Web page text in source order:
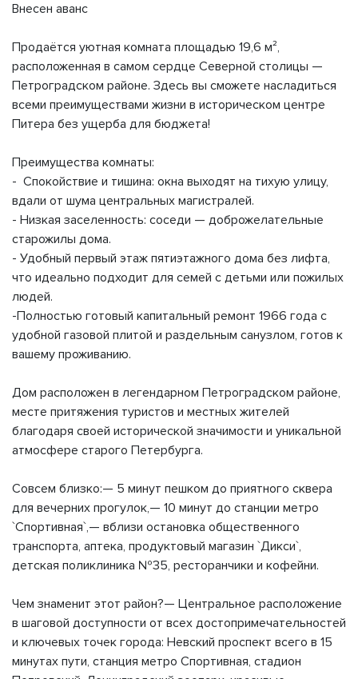
Внесен аванс
Продаётся уютная комната площадью 19,6 м²,
расположенная в самом сердце Северной столицы —
Петроградском районе. Здесь вы сможете насладиться
всеми преимуществами жизни в историческом центре
Питера без ущерба для бюджета!
Преимущества комнаты:
- Спокойствие и тишина: окна выходят на тихую улицу,
вдали от шума центральных магистралей.
- Низкая заселенность: соседи — доброжелательные
старожилы дома.
- Удобный первый этаж пятиэтажного дома без лифта,
что идеально подходит для семей с детьми или пожилых
людей.
-Полностью готовый капитальный ремонт 1966 года с
удобной газовой плитой и раздельным санузлом, готов к
вашему проживанию.
Дом расположен в легендарном Петроградском районе,
месте притяжения туристов и местных жителей
благодаря своей исторической значимости и уникальной
атмосфере старого Петербурга.
Совсем близко:— 5 минут пешком до приятного сквера
для вечерних прогулок,— 10 минут до станции метро
`Спортивная`,— вблизи остановка общественного
транспорта, аптека, продуктовый магазин `Дикси`,
детская поликлиника №35, ресторанчики и кофейни.
Чем знаменит этот район?— Центральное расположение
в шаговой доступности от всех достопримечательностей
и ключевых точек города: Невский проспект всего в 15
минутах пути, станция метро Спортивная, стадион